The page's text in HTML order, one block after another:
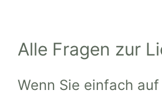
Alle Fragen zur
Wenn Sie einfach